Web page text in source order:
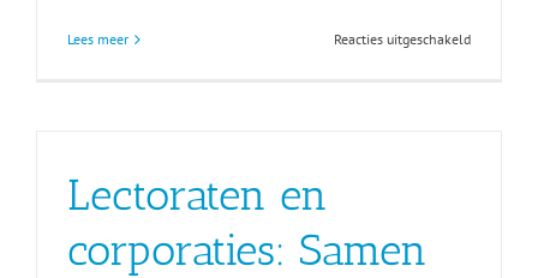
Lees meer Reacties uitgeschakeldvoor
Lectoraten en
corporaties: Samen